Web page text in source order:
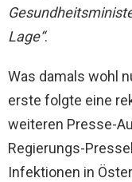
Lage“.
Was damals wohl
erste folgte eine
weiteren Presse-
Regierungs-
Infektionen in